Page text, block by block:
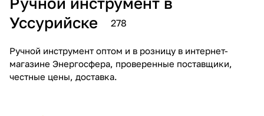
Уссурийске
278
Ручной инструмент оптом и в розницу в интернет-
магазине Энергосфера, проверенные поставщики,
честные цены, доставка.